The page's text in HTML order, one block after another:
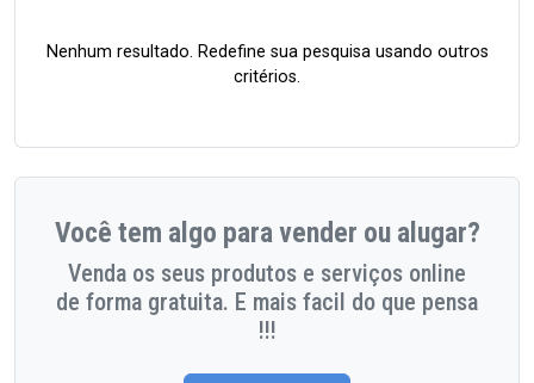
Nenhum resultado. Redefine sua pesquisa usando outros
critérios.
Você tem algo para vender ou alugar?
Venda os seus produtos e serviços online
de forma gratuita. E mais facil do que pensa
!!!